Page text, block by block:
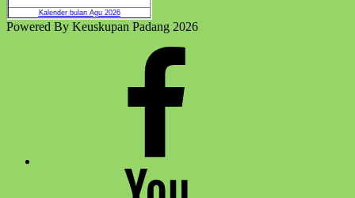
Powered By Keuskupan Padang 2026